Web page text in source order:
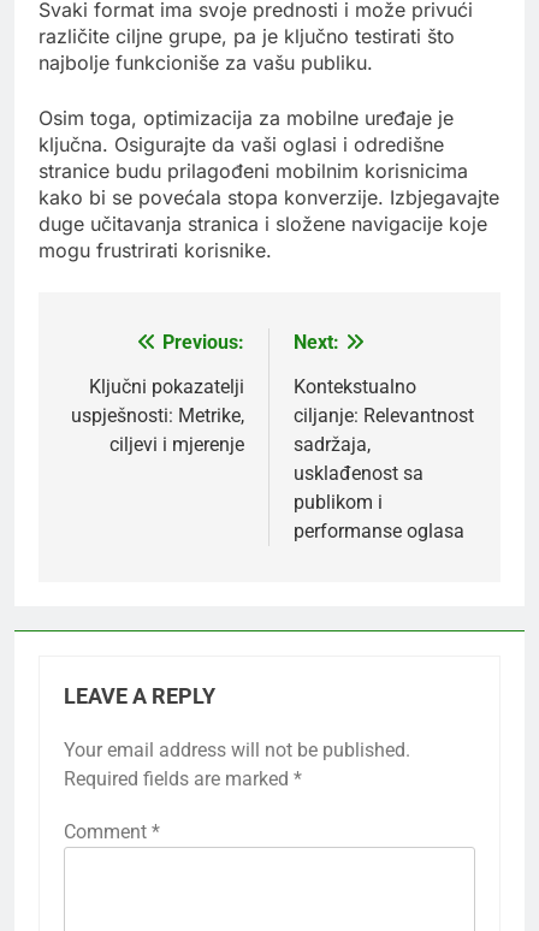
Svaki format ima svoje prednosti i može privući
različite ciljne grupe, pa je ključno testirati što
najbolje funkcioniše za vašu publiku.
Osim toga, optimizacija za mobilne uređaje je
ključna. Osigurajte da vaši oglasi i odredišne
stranice budu prilagođeni mobilnim korisnicima
kako bi se povećala stopa konverzije. Izbjegavajte
duge učitavanja stranica i složene navigacije koje
mogu frustrirati korisnike.
navigation
Previous:
Ključni pokazatelji
uspješnosti: Metrike,
ciljevi i mjerenje
Next:
Kontekstualno
ciljanje: Relevantnost
sadržaja,
usklađenost sa
publikom i
performanse oglasa
LEAVE A REPLY
Your email address will not be published.
Required fields are marked *
Comment *